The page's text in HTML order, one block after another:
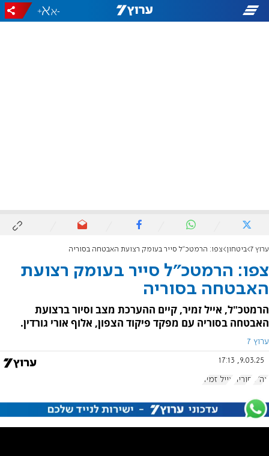
-
+
ערוץ 7 ביטחון צפו: הרמטכ"ל סייר בעומק רצועת האבטחה בסוריה
צפו: הרמטכ"ל סייר בעומק רצועת
האבטחה בסוריה
הרמטכ"ל, אייל זמיר, קיים ההערכת מצב וסיור ברצועת
האבטחה בסוריה עם מפקד פיקוד הצפון, אלוף אורי גורדין.
ערוץ 7
9.03.25, 17:13
צה"ל סוריה אייל זמיר